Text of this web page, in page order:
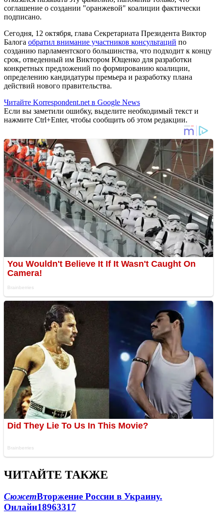
соглашение о создании "оранжевой" коалиции фактически
подписано.
Сегодня, 12 октября, глава Секретариата Президента Виктор
Балога обратил внимание участников консультаций по
созданию парламентского большинства, что подходит к концу
срок, отведенный им Виктором Ющенко для разработки
конкретных предложений по формированию коалиции,
определению кандидатуры премьера и разработку плана
действий нового правительства.
Читайте Korrespondent.net в Google News
Если вы заметили ошибку, выделите необходимый текст и
нажмите Ctrl+Enter, чтобы сообщить об этом редакции.
ЧИТАЙТЕ ТАКЖЕ
СюжетВторжение России в Украину.
Онлайн18963317